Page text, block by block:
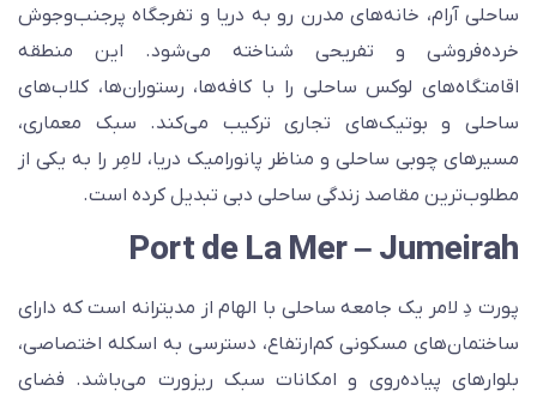
آرام، خانه‌های مدرن رو به دریا و تفرجگاه پرجنب‌وجوش
و تفریحی شناخته می‌شود. این منطقه
لوکس ساحلی را با کافه‌ها، رستوران‌ها، کلاب‌های
و بوتیک‌های تجاری ترکیب می‌کند. سبک معماری،
چوبی ساحلی و مناظر پانورامیک دریا، لامِر را به یکی از
مقاصد زندگی ساحلی دبی تبدیل کرده است.
Port de La Mer –
دِ لامر یک جامعه ساحلی با الهام از مدیترانه است که دارای
مسکونی کم‌ارتفاع، دسترسی به اسکله اختصاصی،
پیاده‌روی و امکانات سبک ریزورت می‌باشد. فضای